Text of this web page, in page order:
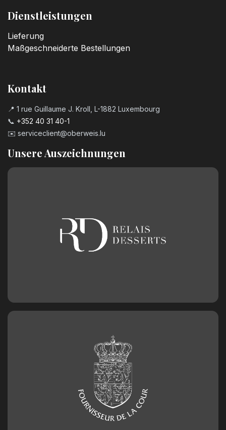
Dienstleistungen
Lieferung
Maßgeschneiderte Bestellungen
Kontakt
📍 1 rue Guillaume J. Kroll, L-1882 Luxembourg
📞 +352 40 31 40-1
✉️ serviceclient@oberweis.lu
Unsere Auszeichnungen